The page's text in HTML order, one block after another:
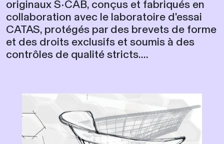
originaux S•CAB, conçus et fabriqués en
collaboration avec le laboratoire d'essai
CATAS, protégés par des brevets de forme
et des droits exclusifs et soumis à des
contrôles de qualité stricts....